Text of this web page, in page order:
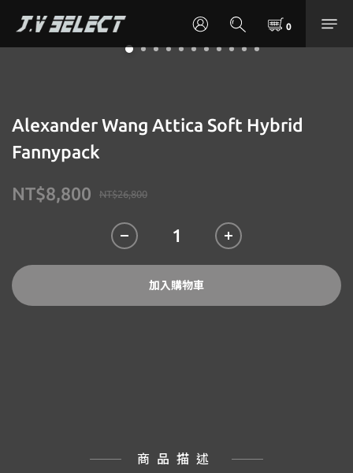
Alexander Wang Attica Soft Hybrid
Fannypack
NT$26,800
NT$8,800
加入購物車
商品描述